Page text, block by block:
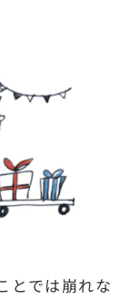
とでは崩れな